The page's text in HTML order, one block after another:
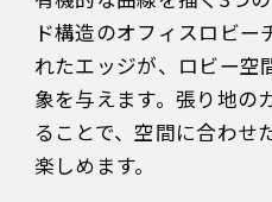
ド構造のオフィスロビー
れたエッジが、ロビー空
象を与えます。張り地の
ることで、空間に合わせ
楽しめます。